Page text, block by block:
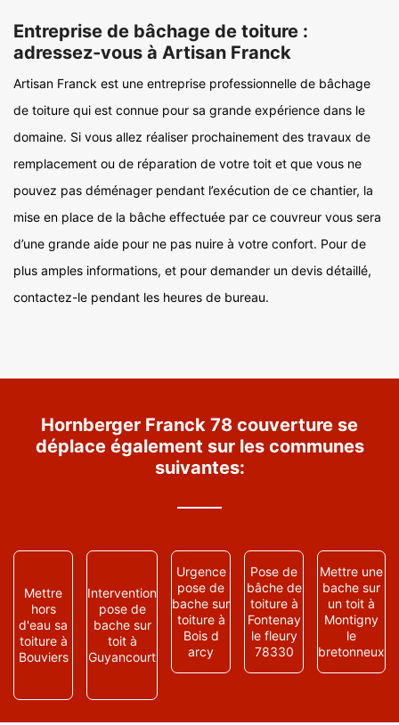
Entreprise de bâchage de toiture :
adressez-vous à Artisan Franck
Artisan Franck est une entreprise professionnelle de bâchage
de toiture qui est connue pour sa grande expérience dans le
domaine. Si vous allez réaliser prochainement des travaux de
remplacement ou de réparation de votre toit et que vous ne
pouvez pas déménager pendant l’exécution de ce chantier, la
mise en place de la bâche effectuée par ce couvreur vous sera
d’une grande aide pour ne pas nuire à votre confort. Pour de
plus amples informations, et pour demander un devis détaillé,
contactez-le pendant les heures de bureau.
Hornberger Franck 78 couverture se
déplace également sur les communes
suivantes:
Mettre
hors
d'eau sa
toiture à
Bouviers
Intervention
pose de
bache sur
toit à
Guyancourt
Urgence
pose de
bache sur
toiture à
Bois d
arcy
Pose de
bâche de
toiture à
Fontenay
le fleury
78330
Mettre une
bache sur
un toit à
Montigny
le
bretonneux